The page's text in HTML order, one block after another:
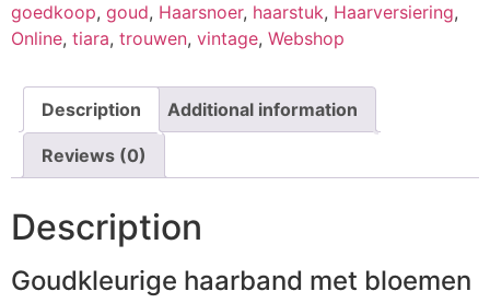
goedkoop, goud, Haarsnoer, haarstuk, Haarversiering,
Online, tiara, trouwen, vintage, Webshop
Description Additional information
Reviews (0)
Description
Goudkleurige haarband met bloemen